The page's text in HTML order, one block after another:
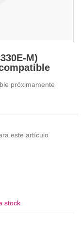
M)
próximamente
este artículo
stock